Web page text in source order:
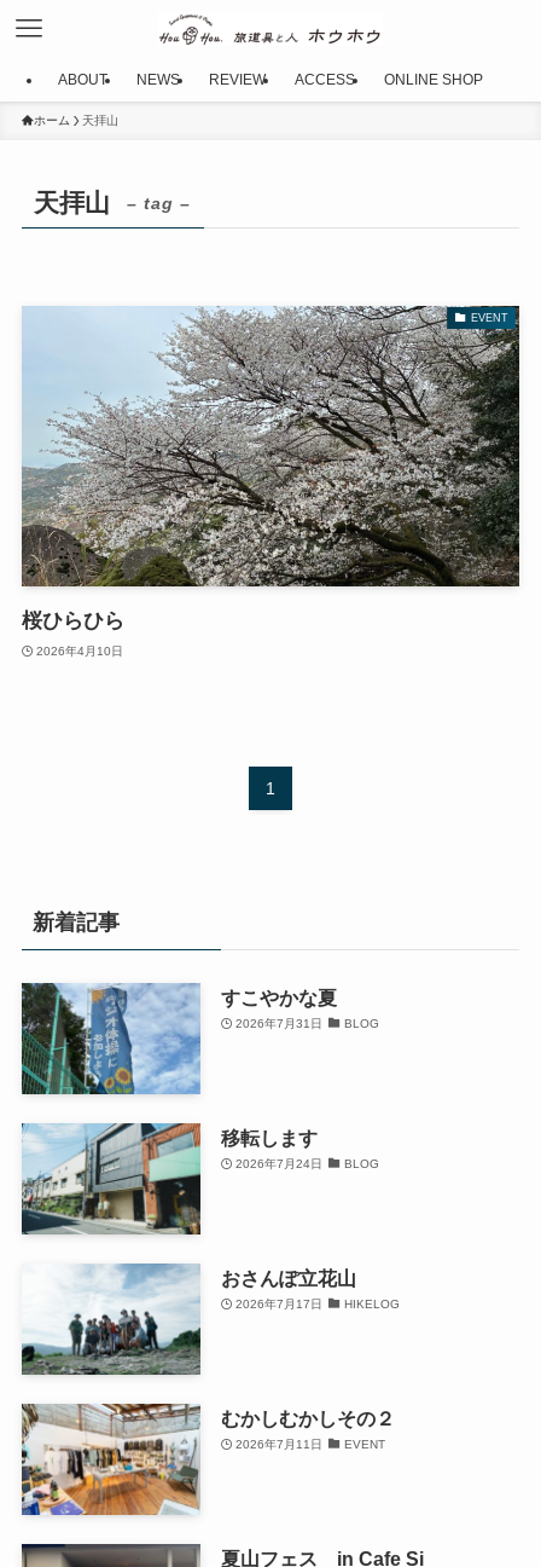
ABOUT NEWS REVIEW ACCESS ONLINE SHOP
ホーム 天拝山
天拝山 – tag –
EVENT
桜ひらひら
2026年4月10日
1
新着記事
すこやかな夏
2026年7月31日 BLOG
移転します
2026年7月24日 BLOG
おさんぽ立花山
2026年7月17日 HIKELOG
むかしむかしその２
2026年7月11日 EVENT
夏山フェス in Cafe Si